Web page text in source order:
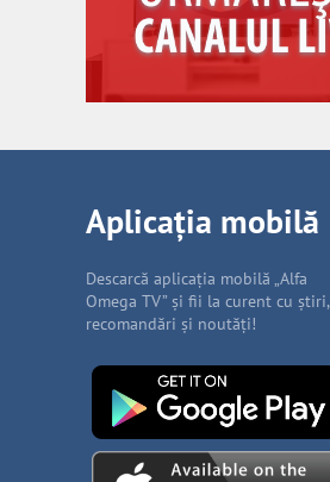
Aplicația mobilă
Descarcă aplicația mobilă „Alfa
Omega TV” și fii la curent cu știri,
recomandări și noutăți!